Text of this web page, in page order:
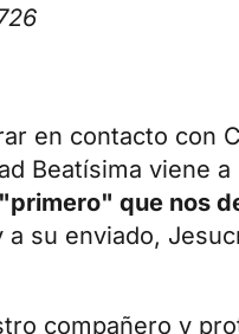
en contacto con
Beatísima viene
que nos
su enviado,
compañero y